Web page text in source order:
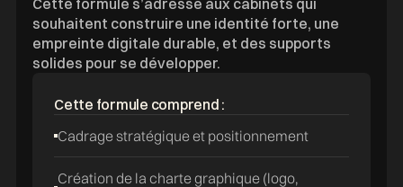
Cette formule s’adresse aux cabinets qui
souhaitent construire une identité forte, une
empreinte digitale durable, et des supports
solides pour se développer.
Cette formule comprend :
Cadrage stratégique et positionnement
Création de la charte graphique (logo,